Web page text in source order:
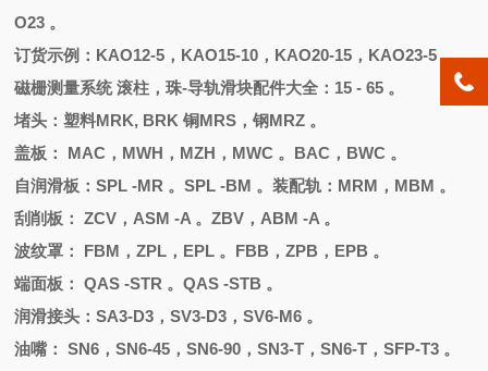
O23 。
订货示例： KAO12-5，KAO15-10，KAO20-15，KAO23-5 。
磁栅测量系统 滚柱，珠-导轨滑块配件大全：15 - 65 。
堵头 ：塑料MRK, BRK 铜MRS，钢MRZ 。
盖板：
MAC，MWH，MZH，MWC 。BAC，BWC 。
自润滑板：SPL -MR 。SPL -BM 。装配轨：MRM，MBM 。
刮削板：
ZCV，ASM -A 。ZBV，ABM -A 。
波纹罩：
FBM，ZPL，EPL 。FBB，ZPB，EPB 。
端面板：
QAS -STR 。QAS -STB 。
润滑接头：SA3-D3，SV3-D3，SV6-M6 。
油嘴：
SN6，SN6-45，SN6-90，SN3-T，SN6-T，SFP-T3 。